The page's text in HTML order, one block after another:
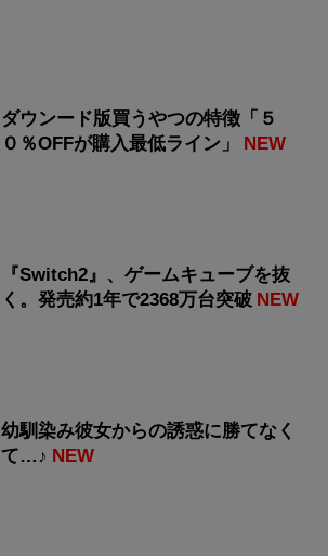
ダウンード版買うやつの特徴「５
０％OFFが購入最低ライン」
NEW
『Switch2』、ゲームキューブを抜
く。発売約1年で2368万台突破 NEW
幼馴染み彼女からの誘惑に勝てなく
て…♪ NEW